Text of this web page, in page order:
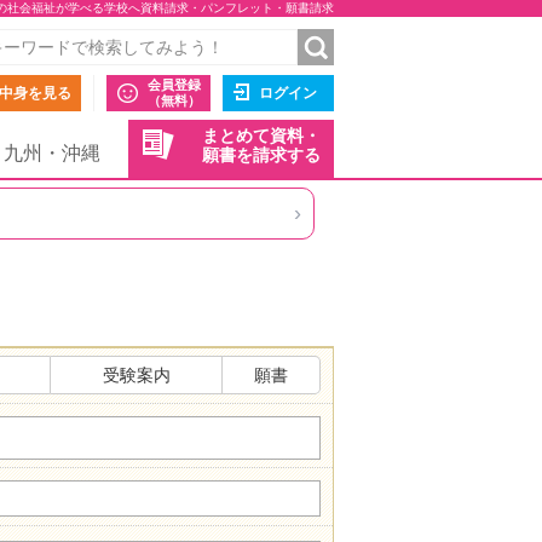
社会福祉が学べる学校へ資料請求・パンフレット・願書請求
身を見る
会員登録
（無料）
ログイン
まとめて資料・
願書を請求する
九州・沖縄
›
受験案内 願書